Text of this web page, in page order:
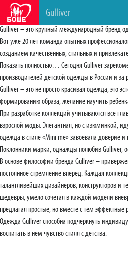
Gulliver
Gulliver – это крупный международный бренд
Вот уже 20 лет команда опытных
созданием качественных, стильных и
Показать полностью… Сегодня Gulliver
производителей детской одежды в России и за
Gulliver – это не просто красивая одежда, это
формированию образа, желание научить
При разработке коллекций учитываются все
взрослой моды. Элегантная, но с изюминкой,
одежда в стиле «Mini me» завоевала доверие
Поклонники марки, однажды полюбив Gulliver,
В основе философии бренда Gulliver –
постоянное стремление вперед. Каждая
талантливейших дизайнеров, конструкторов и
шедевры, умело сочетая в каждой модели
предлагая простые, но вместе с тем эффектные
Одежда Gulliver способна подчеркнуть
воспитать в нем чувство стиля с детства.